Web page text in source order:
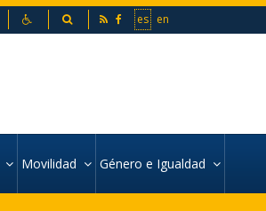
es en
Contacto AccesibilidadBuscador
Movilidad Género e Igualdad